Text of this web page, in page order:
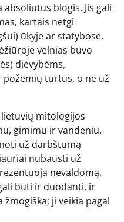
blogis. Jis gali
kartais netgi
ūkyje ar statybose.
velnias buvo
dievybėms,
turtus, o ne už
mitologijos
gimimu ir vandeniu.
už darbštumą
nubausti už
nevaldomą,
būti ir duodanti, ir
ji veikia pagal